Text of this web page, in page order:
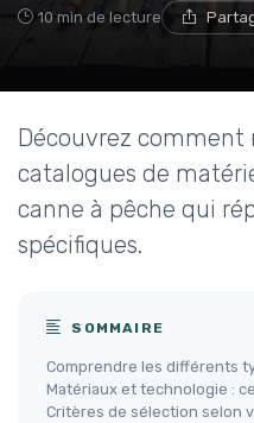
10 min de lecture
Découvrez comment
catalogues de
canne à pêche qui
spécifiques.
SOMMAIRE
Comprendre les différents
Matériaux et technologie :
Critères de sélection selon